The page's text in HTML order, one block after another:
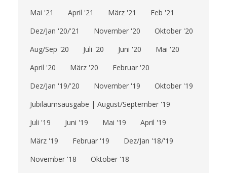
Mai '21
April '21 März '21
Feb '21
Dez/Jan '20/'21
November '20
Oktober '20
Aug/Sep '20
Juli '20 Juni '20
Mai '20
April '20
März '20
Februar '20
Dez/Jan '19/'20
November '19
Oktober '19
Jubiläumsausgabe | August/September '19
Juli '19
Juni '19 Mai '19
April '19
März '19
Februar '19
Dez/Jan '18/'19
November '18
Oktober '18